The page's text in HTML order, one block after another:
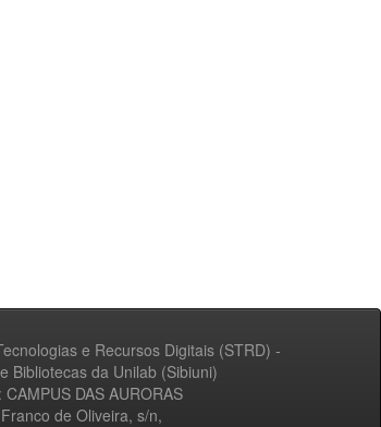
e Recursos Digitais (STRD) -
Bibliotecas da Unilab (Sibiuni)
CAMPUS DAS AURORAS
de Oliveira, s/n,